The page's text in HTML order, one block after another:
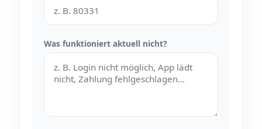
Was funktioniert aktuell nicht?